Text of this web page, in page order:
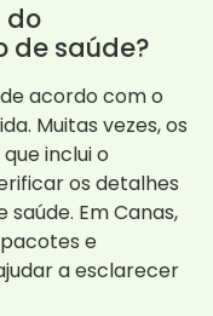
do
saúde?
acordo com o
Muitas vezes, os
inclui o
os detalhes
Em Canas,
e
a esclarecer